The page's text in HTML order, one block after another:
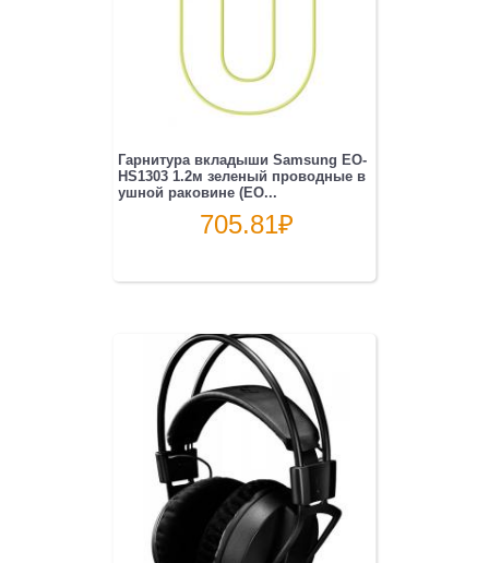
Гарнитура вкладыши Samsung EO-
HS1303 1.2м зеленый проводные в
ушной раковине (EO...
705.81₽